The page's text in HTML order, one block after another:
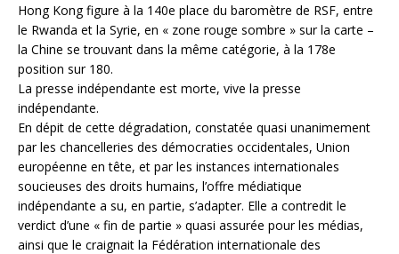
Hong Kong figure à la 140e place du baromètre de RSF, entre
le Rwanda et la Syrie, en « zone rouge sombre » sur la carte –
la Chine se trouvant dans la même catégorie, à la 178e
position sur 180.
La presse indépendante est morte, vive la presse
indépendante.
En dépit de cette dégradation, constatée quasi unanimement
par les chancelleries des démocraties occidentales, Union
européenne en tête, et par les instances internationales
soucieuses des droits humains, l’offre médiatique
indépendante a su, en partie, s’adapter. Elle a contredit le
verdict d’une « fin de partie » quasi assurée pour les médias,
ainsi que le craignait la Fédération internationale des